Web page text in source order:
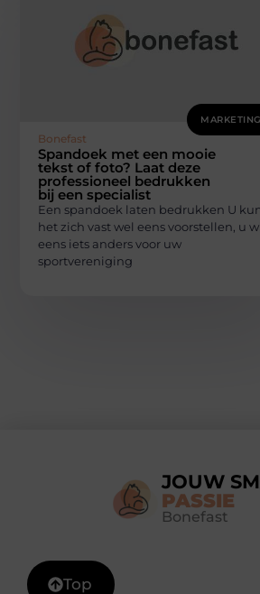
Top
MARKETING
Bonefast
Spandoek met een mooie
tekst of foto? Laat deze
professioneel bedrukken
bij een specialist
Een spandoek laten bedrukken U
het zich vast wel eens voorstellen, u
eens iets anders voor uw
sportvereniging
JOUW
PASSIE
Bonefast